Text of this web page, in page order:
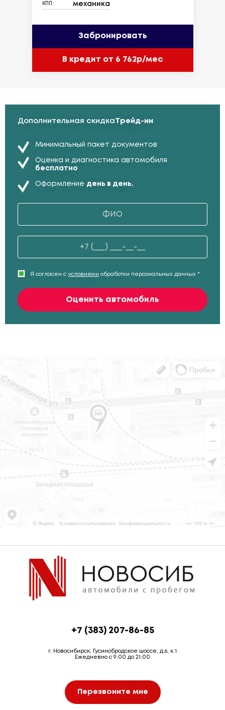
КПП: механика
Забронировать
В кредит от 6 762р/мес
Дополнительная скидкаТрейд-ин
Минимальный пакет документов
Оценка и диагностика автомобиля
бесплатно
Оформление день в день.
Я согласен с условиями обработки персональных данных *
Оценить автомобиль
+7 (383) 207-86-85
г. Новосибирск, Гусинобродское шоссе, д.6, к.1
Ежедневно с 9:00 до 21:00
Перезвоните мне